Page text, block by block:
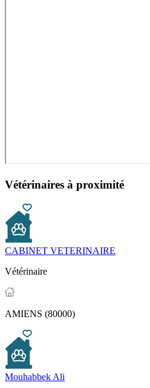
Vétérinaires à proximité
CABINET VETERINAIRE
Vétérinaire
AMIENS (80000)
Mouhabbek Ali